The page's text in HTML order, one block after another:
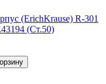
(ErichKrause) R-301
(Ст.50)